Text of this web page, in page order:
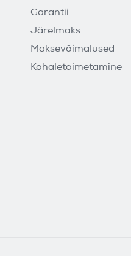
Garantii
Järelmaks
Maksevõimalused
Kohaletoimetamine